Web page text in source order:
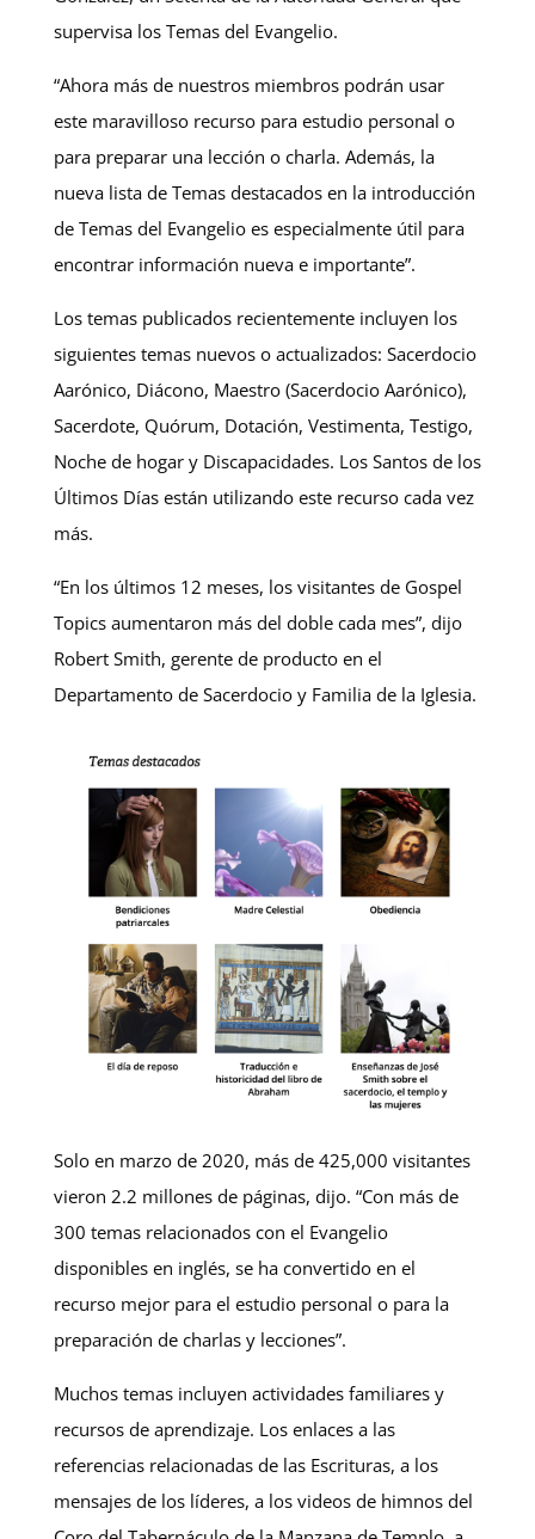
supervisa los Temas del Evangelio.
“Ahora más de nuestros miembros podrán usar
este maravilloso recurso para estudio personal o
para preparar una lección o charla. Además, la
nueva lista de Temas destacados en la introducción
de Temas del Evangelio es especialmente útil para
encontrar información nueva e importante”.
Los temas publicados recientemente incluyen los
siguientes temas nuevos o actualizados: Sacerdocio
Aarónico, Diácono, Maestro (Sacerdocio Aarónico),
Sacerdote, Quórum, Dotación, Vestimenta, Testigo,
Noche de hogar y Discapacidades. Los Santos de los
Últimos Días están utilizando este recurso cada vez
más.
“En los últimos 12 meses, los visitantes de Gospel
Topics aumentaron más del doble cada mes”, dijo
Robert Smith, gerente de producto en el
Departamento de Sacerdocio y Familia de la Iglesia.
Solo en marzo de 2020, más de 425,000 visitantes
vieron 2.2 millones de páginas, dijo. “Con más de
300 temas relacionados con el Evangelio
disponibles en inglés, se ha convertido en el
recurso mejor para el estudio personal o para la
preparación de charlas y lecciones”.
Muchos temas incluyen actividades familiares y
recursos de aprendizaje. Los enlaces a las
referencias relacionadas de las Escrituras, a los
mensajes de los líderes, a los videos de himnos del